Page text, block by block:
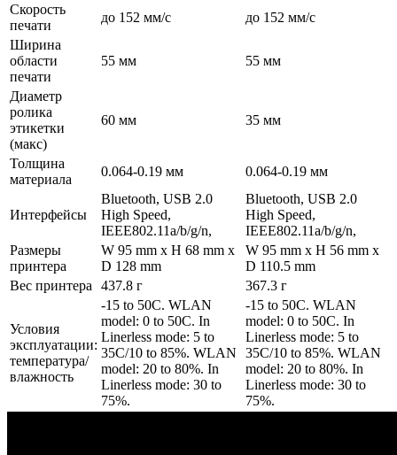
Скорость
печати
до 152 мм/с
до 152 мм/с
Ширина
области
печати
55 мм 55 мм
Диаметр
ролика
этикетки
(макс)
60 мм 35 мм
Толщина
материала
0.064-0.19 мм 0.064-0.19 мм
Интерфейсы
Bluetooth, USB 2.0
High Speed,
IEEE802.11a/b/g/n,
Bluetooth, USB 2.0
High Speed,
IEEE802.11a/b/g/n,
Размеры
принтера
W 95 mm x H 68 mm x
D 128 mm
W 95 mm x H 56 mm x
D 110.5 mm
Вес принтера
437.8 г 367.3 г
Условия
эксплуатации:
температура/
влажность
-15 to 50C. WLAN
model: 0 to 50C. In
Linerless mode: 5 to
35C/10 to 85%. WLAN
model: 20 to 80%. In
Linerless mode: 30 to
75%.
-15 to 50C. WLAN
model: 0 to 50C. In
Linerless mode: 5 to
35C/10 to 85%. WLAN
model: 20 to 80%. In
Linerless mode: 30 to
75%.